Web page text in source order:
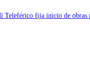
Teleférico fija inicio de obras